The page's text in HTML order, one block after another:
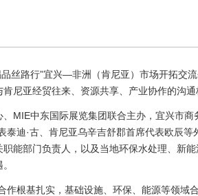
路行”宜兴—非洲（肯尼亚）市场开拓交流
尼亚经贸往来、资源共享、产业协作的沟
中东国际展览集团联合主办，宜兴市商
迪·古、肯尼亚乌辛吉舒郡首席代表欧辰
能部门负责人，以及当地环保水处理、新
根基扎实，基础设施、环保、能源等领域